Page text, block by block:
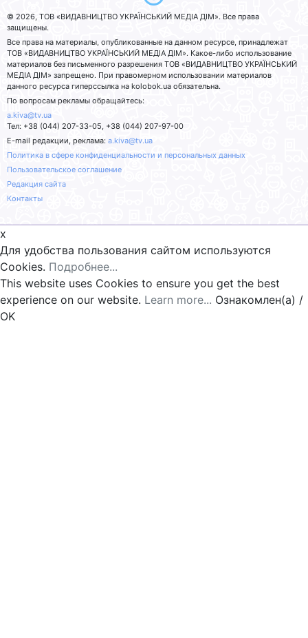
© 2026, ТОВ «ВИДАВНИЦТВО УКРАЇНСЬКИЙ МЕДІА ДІМ». Все права
защищены.
Все права на материалы, опубликованные на данном ресурсе, принадлежат
ТОВ «ВИДАВНИЦТВО УКРАЇНСЬКИЙ МЕДІА ДІМ». Какое-либо использование
материалов без письменного разрешения ТОВ «ВИДАВНИЦТВО УКРАЇНСЬКИЙ
МЕДІА ДІМ» запрещено. При правомерном использовании материалов
данного ресурса гиперссылка на kolobok.ua обязательна.
По вопросам рекламы обращайтесь:
a.kiva@tv.ua
Тел: +38 (044) 207-33-05, +38 (044) 207-97-00
E-mail редакции, реклама: a.kiva@tv.ua
Политика в сфере конфиденциальности и персональных данных
Пользовательское соглашение
Редакция сайта
Контакты
x
Для удобства пользования сайтом используются
Cookies. Подробнее...
This website uses Cookies to ensure you get the best
experience on our website. Learn more... Ознакомлен(а) /
OK